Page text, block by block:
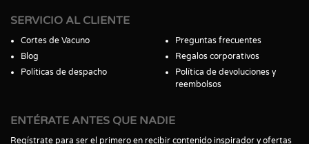
SERVICIO AL CLIENTE
Cortes de Vacuno
Blog
Políticas de despacho
Preguntas frecuentes
Regalos corporativos
Política de devoluciones y
reembolsos
ENTÉRATE ANTES QUE NADIE
Regístrate para ser el primero en recibir contenido inspirador y ofertas